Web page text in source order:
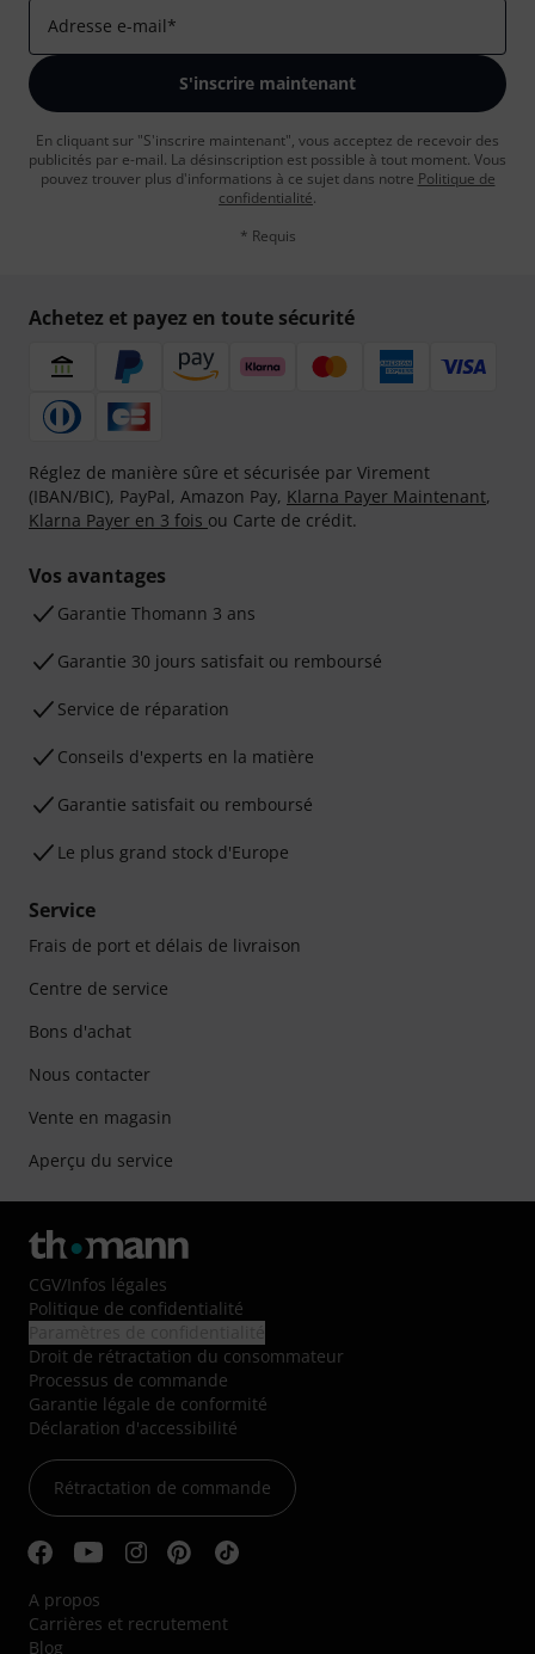
Adresse e-mail*
S'inscrire maintenant
En cliquant sur "S'inscrire maintenant", vous acceptez de recevoir des
publicités par e-mail. La désinscription est possible à tout moment. Vous
pouvez trouver plus d'informations à ce sujet dans notre Politique de
confidentialité.
* Requis
Achetez et payez en toute sécurité
Réglez de manière sûre et sécurisée par Virement
(IBAN/BIC), PayPal, Amazon Pay, Klarna Payer Maintenant,
Klarna Payer en 3 fois ou Carte de crédit.
Vos avantages
Ga­ran­tie Thomann 3 ans
Garantie 30 jours satisfait ou remboursé
Service de réparation
Conseils d'experts en la matière
Garantie satisfait ou remboursé
Le plus grand stock d'Europe
Service
Frais de port et délais de livraison
Centre de service
Bons d'achat
Nous contacter
Vente en magasin
Aperçu du service
CGV/Infos légales
Politique de confidentialité
Droit de rétractation du consommateur
Processus de commande
Garantie légale de conformité
Déclaration d'accessibilité
Rétractation de commande
A propos
Carrières et recrutement
Blog